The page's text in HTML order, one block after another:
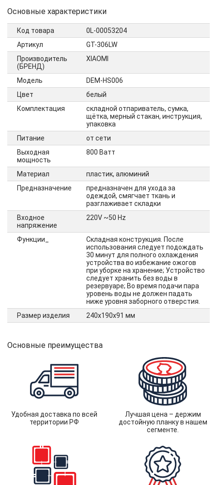
Основные характеристики
Код товара
0L-00053204
Артикул
GT-306LW
Производитель
(БРЕНД)
XIAOMI
Модель
DEM-HS006
Цвет
белый
Комплектация
складной отпариватель, сумка,
щётка, мерный стакан, инструкция,
упаковка
Питание
от сети
Выходная
мощность
800 Ватт
Материал
пластик, алюминий
Предназначение
предназначен для ухода за
одеждой, смягчает ткань и
разглаживает складки
Входное
напряжение
220V ~50 Hz
Функции_
Складная конструкция. После
использования следует подождать
30 минут для полного охлаждения
устройства во избежание ожогов
при уборке на хранение; Устройство
следует хранить без воды в
резервуаре; Во время подачи пара
уровень воды не должен падать
ниже уровня заборного отверстия.
Размер изделия
240х190х91 мм
Основные преимущества
Удобная доставка по всей
территории РФ
Лучшая цена – держим
достойную планку в нашем
сегменте.